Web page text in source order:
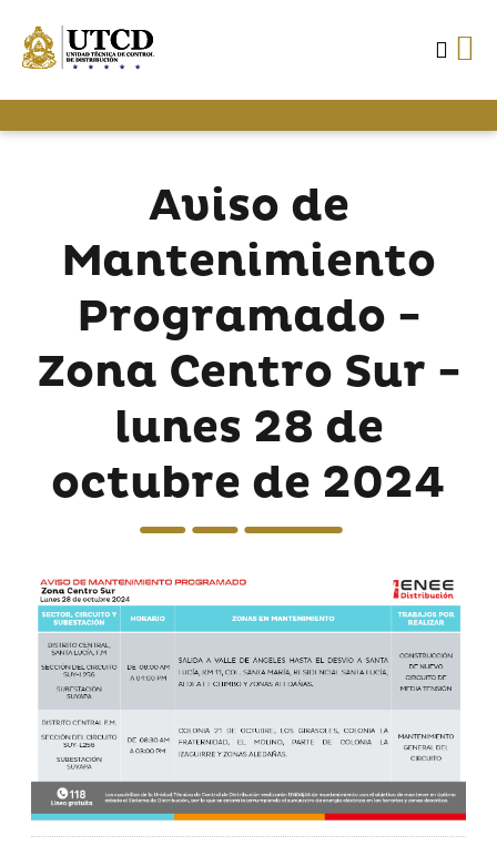
Aviso de
Mantenimiento
Programado -
Zona Centro Sur -
lunes 28 de
octubre de 2024